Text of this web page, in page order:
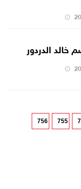
خالد الدردور
755
756